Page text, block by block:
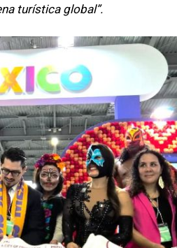
turística global”.